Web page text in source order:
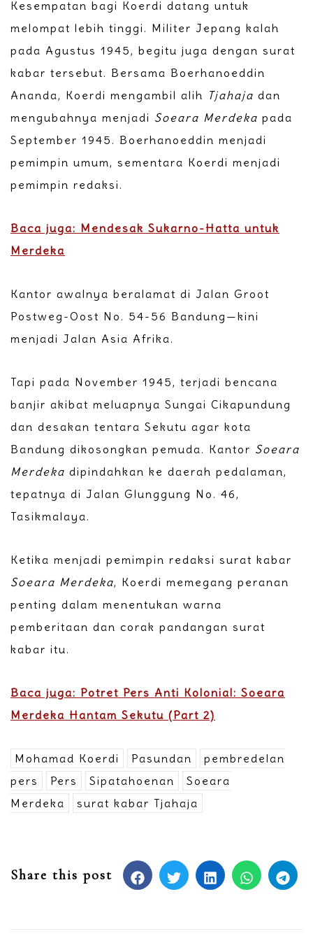
Kesempatan bagi Koerdi datang untuk
melompat lebih tinggi. Militer Jepang kalah
pada Agustus 1945, begitu juga dengan surat
kabar tersebut. Bersama Boerhanoeddin
Ananda, Koerdi mengambil alih Tjahaja dan
mengubahnya menjadi Soeara Merdeka pada
September 1945. Boerhanoeddin menjadi
pemimpin umum, sementara Koerdi menjadi
pemimpin redaksi.
Baca juga: Mendesak Sukarno-Hatta untuk
Merdeka
Kantor awalnya beralamat di Jalan Groot
Postweg-Oost No. 54-56 Bandung—kini
menjadi Jalan Asia Afrika.
Tapi pada November 1945, terjadi bencana
banjir akibat meluapnya Sungai Cikapundung
dan desakan tentara Sekutu agar kota
Bandung dikosongkan pemuda. Kantor Soeara
Merdeka dipindahkan ke daerah pedalaman,
tepatnya di Jalan Glunggung No. 46,
Tasikmalaya.
Ketika menjadi pemimpin redaksi surat kabar
Soeara Merdeka, Koerdi memegang peranan
penting dalam menentukan warna
pemberitaan dan corak pandangan surat
kabar itu.
Baca juga: Potret Pers Anti Kolonial: Soeara
Merdeka Hantam Sekutu (Part 2)
Mohamad Koerdi Pasundan
pembredelan
pers
Pers Sipatahoenan
Soeara
Merdeka
surat kabar Tjahaja
Share this post